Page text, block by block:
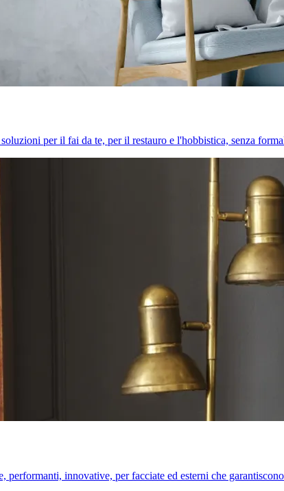
per il fai da te, per il restauro e l'hobbistica, senza
performanti, innovative, per facciate ed esterni che